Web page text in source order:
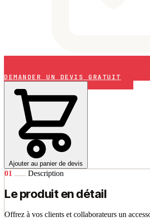
DEMANDER UN DEVIS GRATUIT
Ajouter au panier de devis
01 Description
Le produit en détail
Offrez à vos clients et collaborateurs un